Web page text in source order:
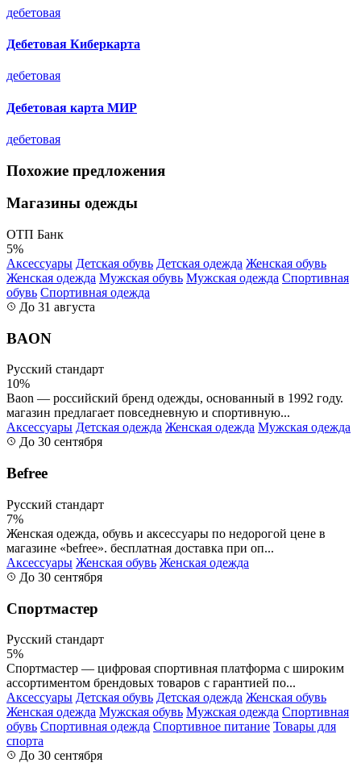
дебетовая
Дебетовая Киберкарта
дебетовая
Дебетовая карта МИР
дебетовая
Похожие предложения
Магазины одежды
ОТП Банк
5%
Аксессуары Детская обувь Детская одежда Женская обувь
Женская одежда Мужская обувь Мужская одежда Спортивная
обувь Спортивная одежда
До 31 августа
BAON
Русский стандарт
10%
Baon — российский бренд одежды, основанный в 1992 году.
магазин предлагает повседневную и спортивную...
Аксессуары Детская одежда Женская одежда Мужская одежда
До 30 сентября
Befree
Русский стандарт
7%
Женская одежда, обувь и аксессуары по недорогой цене в
магазине «befree». бесплатная доставка при оп...
Аксессуары Женская обувь Женская одежда
До 30 сентября
Спортмастер
Русский стандарт
5%
Спортмастер — цифровая спортивная платформа с широким
ассортиментом брендовых товаров с гарантией по...
Аксессуары Детская обувь Детская одежда Женская обувь
Женская одежда Мужская обувь Мужская одежда Спортивная
обувь Спортивная одежда Спортивное питание Товары для
спорта
До 30 сентября